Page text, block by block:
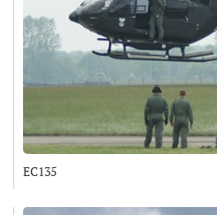
EC135